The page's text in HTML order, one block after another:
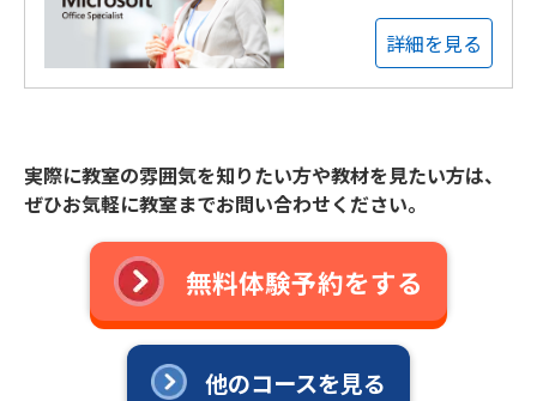
詳細を見る
実際に教室の雰囲気を知りたい方や教材を見たい方は、
ぜひお気軽に教室までお問い合わせください。
無料体験予約をする
他のコースを見る